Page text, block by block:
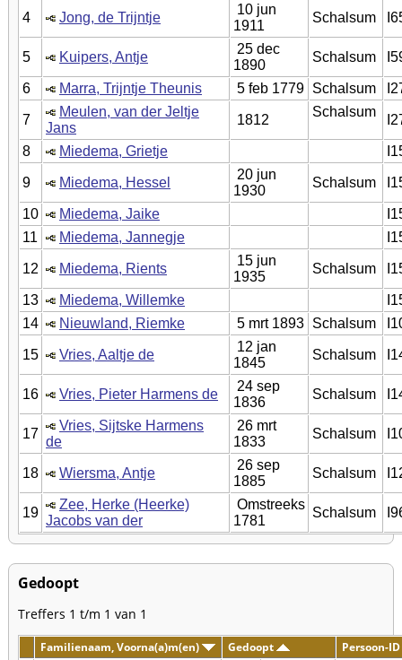
4 Jong, de Trijntje
10 jun
1911
Schalsum
5 Kuipers, Antje
25 dec
1890
Schalsum
6 Marra, Trijntje Theunis 5 feb 1779 Schalsum
7
Meulen, van der Jeltje
Jans
1812
Schalsum
8 Miedema, Grietje
9 Miedema, Hessel
20 jun
1930
Schalsum
10 Miedema, Jaike
11
Miedema, Jannegje
12 Miedema, Rients
15 jun
1935
Schalsum
13 Miedema, Willemke
14
Nieuwland, Riemke 5 mrt 1893 Schalsum
15 Vries, Aaltje de
12 jan
1845
Schalsum
16 Vries, Pieter Harmens de
24 sep
1836
Schalsum
17
Vries, Sijtske Harmens
de
26 mrt
1833
Schalsum
18 Wiersma, Antje
26 sep
1885
Schalsum
19
Zee, Herke (Heerke)
Jacobs van der
Omstreeks
1781
Schalsum
Gedoopt
Treffers 1 t/m 1 van 1
Familienaam, Voorna(a)m(en) Gedoopt Persoon-ID